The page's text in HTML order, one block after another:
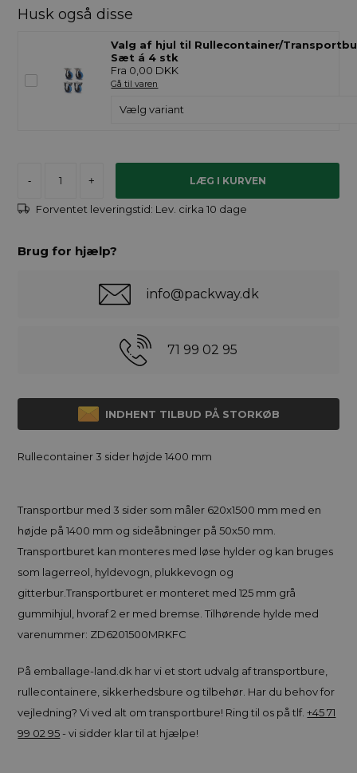
Husk også disse
Valg af hjul til Rullecontainer/
Sæt á 4 stk
Fra 0,00 DKK
Gå til varen
- +
Forventet leveringstid: Lev. cirka 10 dage
Brug for hjælp?
info@packway.dk
71 99 02 95
INDHENT TILBUD PÅ STORKØB
Rullecontainer 3 sider højde 1400 mm
Transportbur med 3 sider som måler 620x1500 mm med en
højde på 1400 mm og sideåbninger på 50x50 mm.
Transportburet kan monteres med løse hylder og kan bruges
som lagerreol, hyldevogn, plukkevogn og
gitterbur.Transportburet er monteret med 125 mm grå
gummihjul, hvoraf 2 er med bremse. Tilhørende hylde med
varenummer: ZD6201500MRKFC
På emballage-land.dk har vi et stort udvalg af transportbure,
rullecontainere, sikkerhedsbure og tilbehør. Har du behov for
vejledning? Vi ved alt om transportbure! Ring til os på tlf.+45 71
99 02 95 - vi sidder klar til at hjælpe!